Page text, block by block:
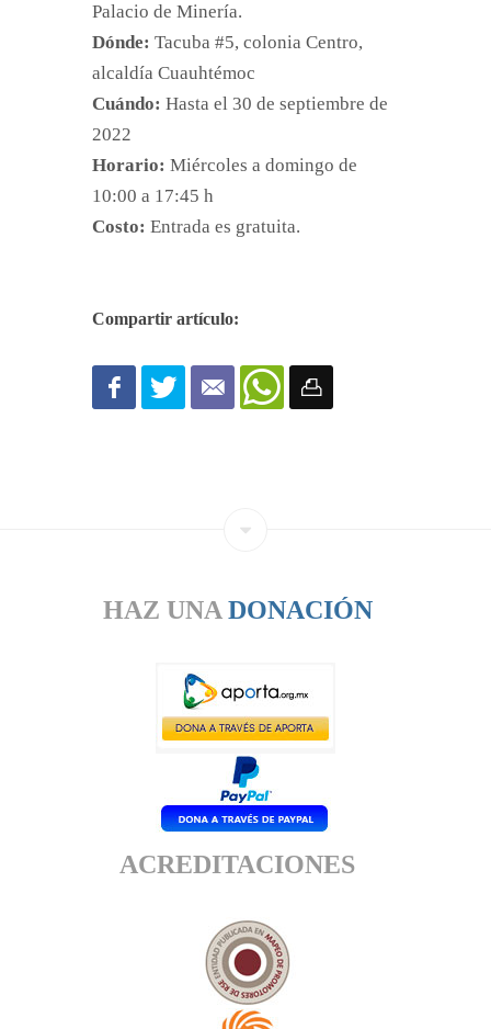
Palacio de Minería.
Dónde: Tacuba #5, colonia Centro,
alcaldía Cuauhtémoc
Cuándo: Hasta el 30 de septiembre de
2022
Horario: Miércoles a domingo de
10:00 a 17:45 h
Costo: Entrada es gratuita.
Compartir artículo:
HAZ UNA DONACIÓN
ACREDITACIONES